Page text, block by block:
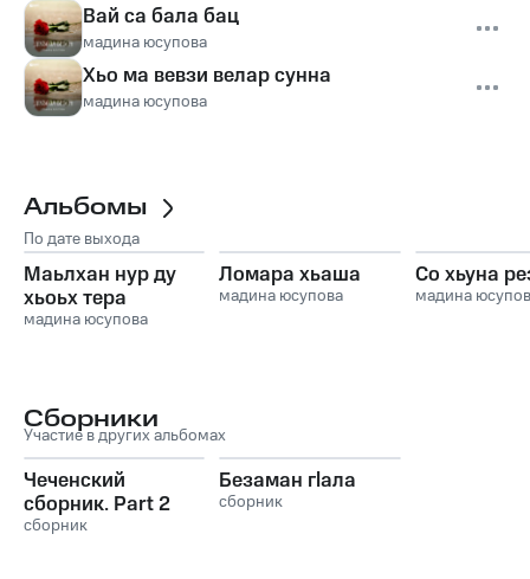
Вай са бала бац
мадина юсупова
Хьо ма вевзи велар сунна
мадина юсупова
Альбомы
По дате выхода
Маьлхан нур ду
хьоьх тера
мадина юсупова
Ломара хьаша
мадина юсупова
Со хьуна
мадина
Сборники
Участие в других альбомах
Чеченский
сборник. Part 2
сборник
Безаман гlала
сборник